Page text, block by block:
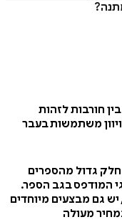
חורבות לזהות
משתמשות בעבר
חלק גדול מהספרים
המודפס בגב הספר.
גם מבצעים מיוחדים
מעולה